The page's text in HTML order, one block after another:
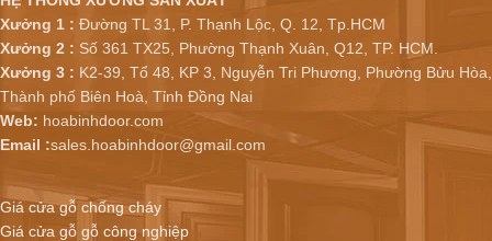
Xưởng 1 : Đường TL 31, P. Thạnh Lộc, Q. 12, Tp.HCM
Xưởng 2 : Số 361 TX25, Phường Thạnh Xuân, Q12, TP. HCM.
Xưởng 3 : K2-39, Tổ 48, KP 3, Nguyễn Tri Phương, Phường Bửu Hòa,
Thành phố Biên Hoà, Tỉnh Đồng Nai
Web: hoabinhdoor.com
Email :sales.hoabinhdoor@gmail.com
Giá cửa gỗ chống cháy
Giá cửa gỗ gỗ công nghiệp